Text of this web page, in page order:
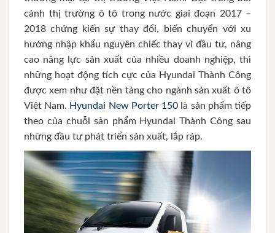
cảnh thị trường ô tô trong nước giai đoạn 2017 –
2018 chứng kiến sự thay đổi, biến chuyển với xu
hướng nhập khẩu nguyên chiếc thay vì đầu tư, nâng
cao năng lực sản xuất của nhiều doanh nghiệp, thì
những hoạt động tích cực của Hyundai Thành Công
được xem như đặt nền tảng cho ngành sản xuất ô tô
Việt Nam. Hyundai New Porter 150 là sản phẩm tiếp
theo của chuỗi sản phẩm Hyundai Thành Công sau
những đầu tư phát triển sản xuất, lắp ráp.